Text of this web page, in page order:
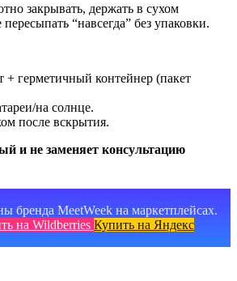
закрывать, держать в сухом
“навсегда” без упаковки.
+ герметичный контейнер (пакет
на солнце.
после вскрытия.
и не заменяет консультацию
бренда MeetWeek на маркетплейсах.
на Wildberries Купить на Яндекс